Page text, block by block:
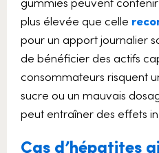
plus élevée que celle
pour un apport journalier
de bénéficier des actifs
consommateurs risquent
sucre ou un mauvais
peut entraîner des effets
Cas d’hépatites